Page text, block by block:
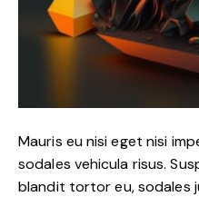
Mauris eu nisi eget nisi
sodales vehicula risus.
blandit tortor eu, sodales